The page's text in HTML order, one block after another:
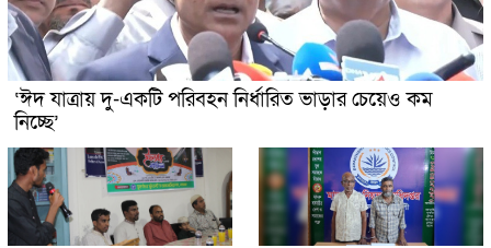
‘ঈদ যাত্রায় দু-একটি পরিবহন নির্ধারিত ভাড়ার চেয়েও কম
নিচ্ছে’